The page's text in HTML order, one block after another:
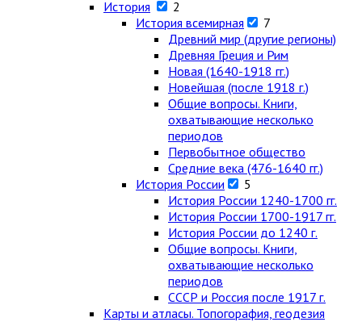
История
2
История всемирная
7
Древний мир (другие регионы)
Древняя Греция и Рим
Новая (1640-1918 гг.)
Новейшая (после 1918 г.)
Общие вопросы. Книги,
охватывающие несколько
периодов
Первобытное общество
Средние века (476-1640 гг.)
История России
5
История России 1240-1700 гг.
История России 1700-1917 гг.
История России до 1240 г.
Общие вопросы. Книги,
охватывающие несколько
периодов
СССР и Россия после 1917 г.
Карты и атласы. Топогорафия, геодезия